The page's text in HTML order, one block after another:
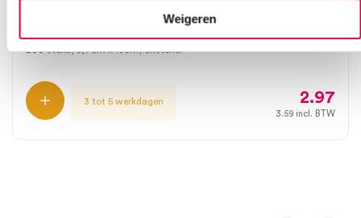
Weigeren
REINOX
200 stuks, 5,7cm x 13cm, onsteriel
3 tot 5 werkdagen 2.97
3.59 incl. BTW